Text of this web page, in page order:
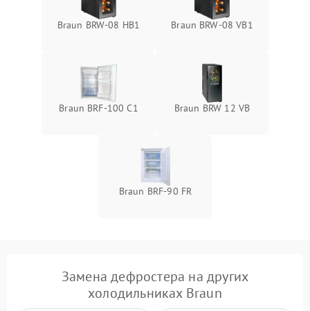
Braun BRW-08 HB1 Braun BRW-08 VB1
Braun BRF-100 C1 Braun BRW 12 VB
Braun BRF-90 FR
Замена дефростера на других
холодильниках Braun